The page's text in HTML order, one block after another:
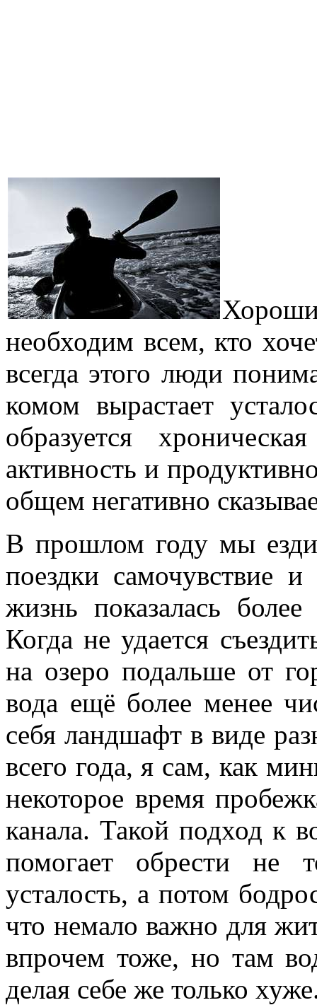
необходим всем, кто
всегда этого люди
комом вырастает
образуется
активность и
общем негативно
В прошлом году мы
поездки самочувствие
жизнь показалась
Когда не удается
на озеро подальше от
вода ещё более менее
себя ландшафт в виде
всего года, я сам, как
некоторое время
канала. Такой подход к
помогает обрести не
усталость, а потом
что немало важно для
впрочем тоже, но там
делая себе же только